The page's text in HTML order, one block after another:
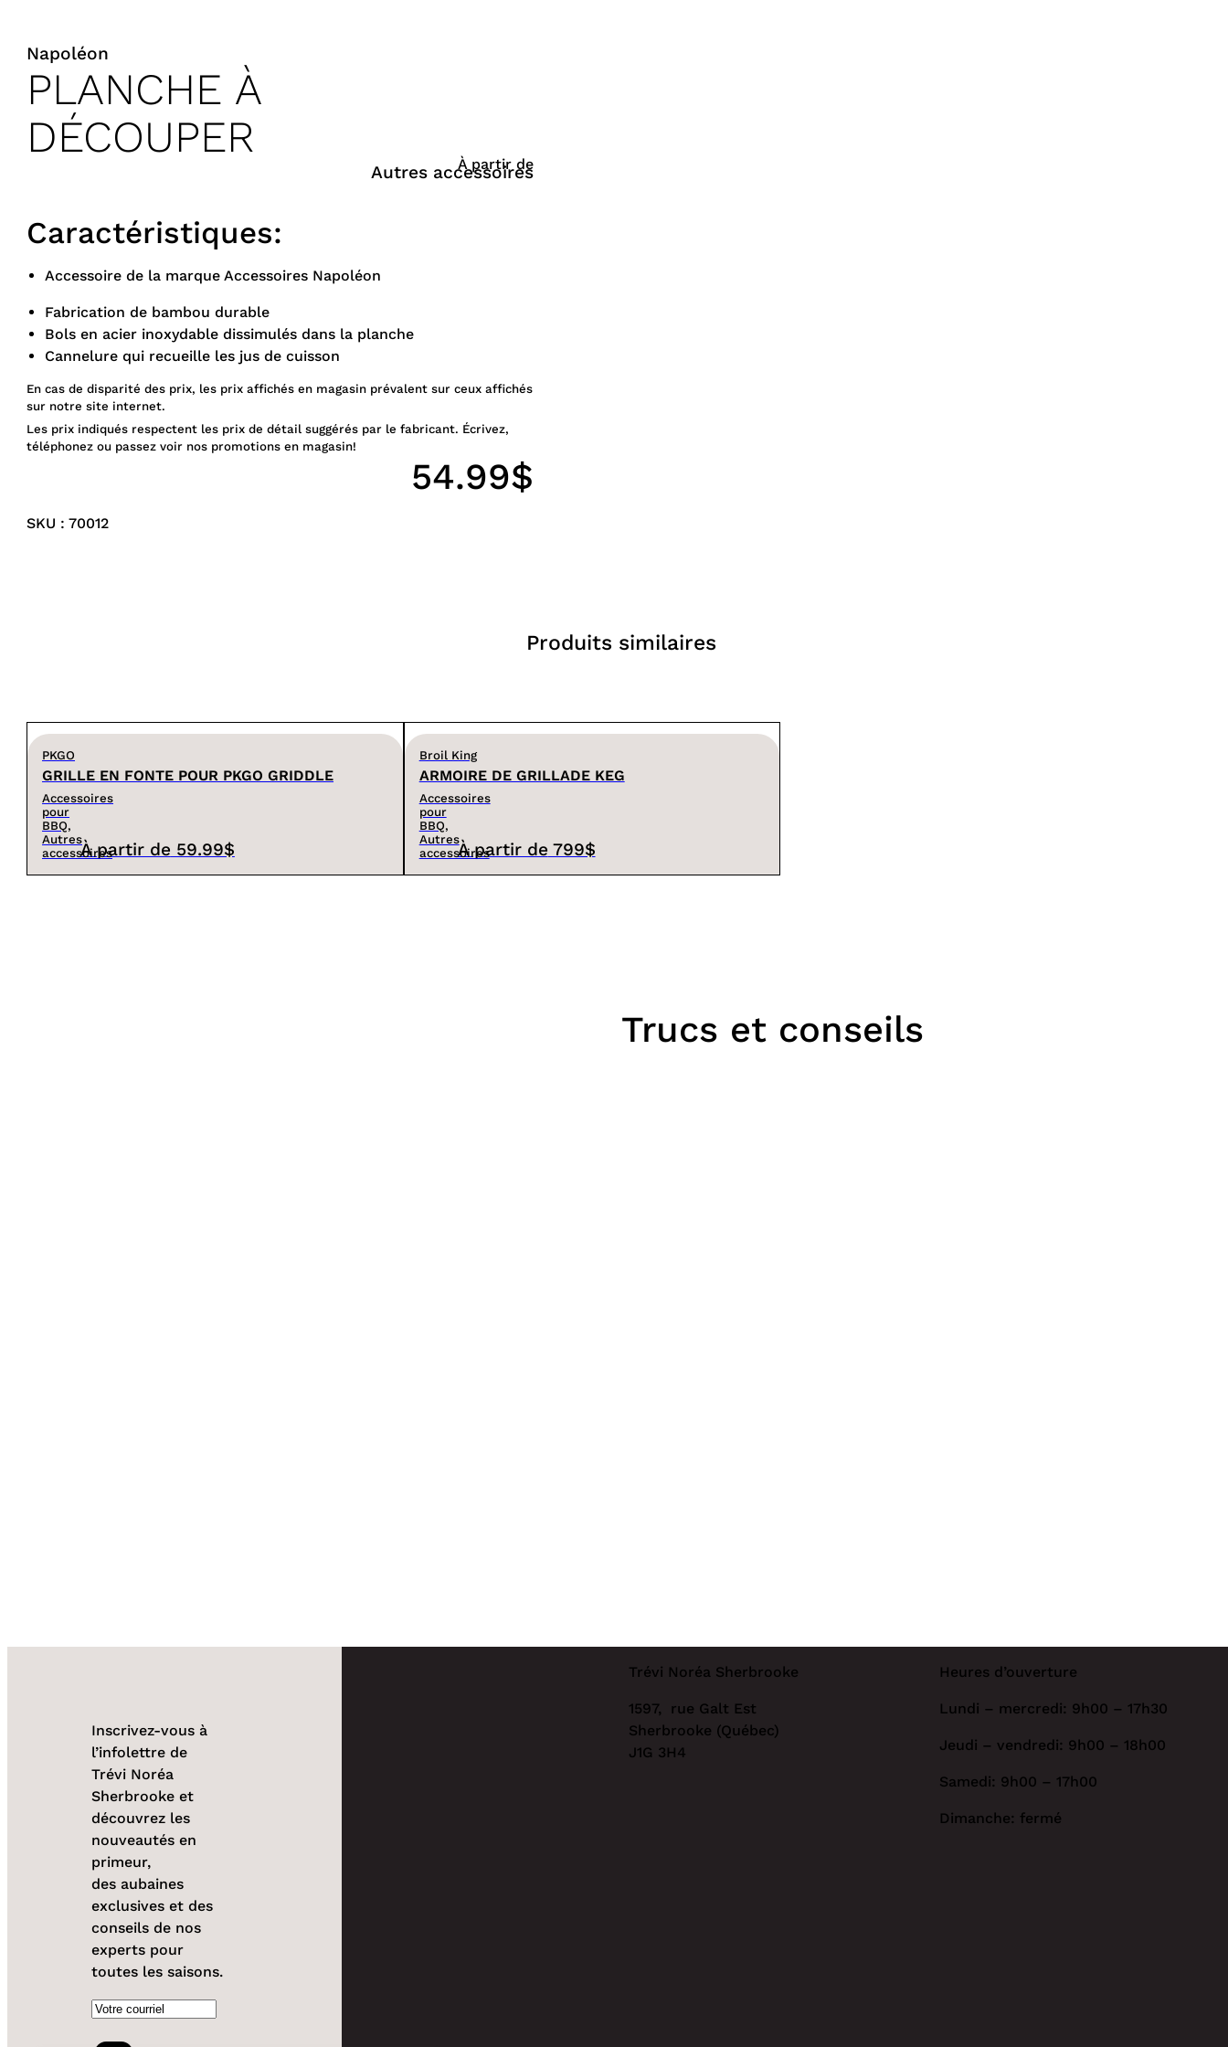
Napoléon
Autres accessoires
PLANCHE À
DÉCOUPER
À partir de
54.99$
SKU : 70012
Caractéristiques:
Accessoire de la marque Accessoires Napoléon
Fabrication de bambou durable
Bols en acier inoxydable dissimulés dans la planche
Cannelure qui recueille les jus de cuisson
En cas de disparité des prix, les prix affichés en magasin prévalent sur ceux affichés
sur notre site internet.
Les prix indiqués respectent les prix de détail suggérés par le fabricant. Écrivez,
téléphonez ou passez voir nos promotions en magasin!
Produits similaires
PKGO
GRILLE EN FONTE POUR PKGO GRIDDLE
À partir de 59.99$
Accessoires
pour
BBQ,
Autres
accessoires
Broil King
ARMOIRE DE GRILLADE KEG
À partir de 799$
Accessoires
pour
BBQ,
Autres
accessoires
Trucs et conseils
Inscrivez-vous à
l’infolettre de
Trévi Noréa
Sherbrooke et
découvrez les
nouveautés en
primeur,
des aubaines
exclusives et des
conseils de nos
experts pour
toutes les saisons.
Courriel
Trévi Noréa Sherbrooke
1597, rue Galt Est
Sherbrooke (Québec)
J1G 3H4
Heures d’ouverture
Lundi – mercredi: 9h00 – 17h30
Jeudi – vendredi: 9h00 – 18h00
Samedi: 9h00 – 17h00
Dimanche: fermé